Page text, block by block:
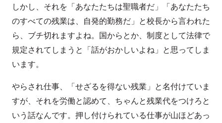
しかし、それを「あなたたちは聖職者だ」「あなたたち
のすべての残業は、自発的勤務だ」と校長から言われた
ら、ブチ切れますよね。国からとか、制度として法律で
規定されてしまうと「話がおかしいよね」と思ってしま
います。
やらされ仕事、「せざるを得ない残業」と名付けていま
すが、それを労働と認めて、ちゃんと残業代をつけろと
いう話なんです。押し付けられている仕事が山ほどあっ